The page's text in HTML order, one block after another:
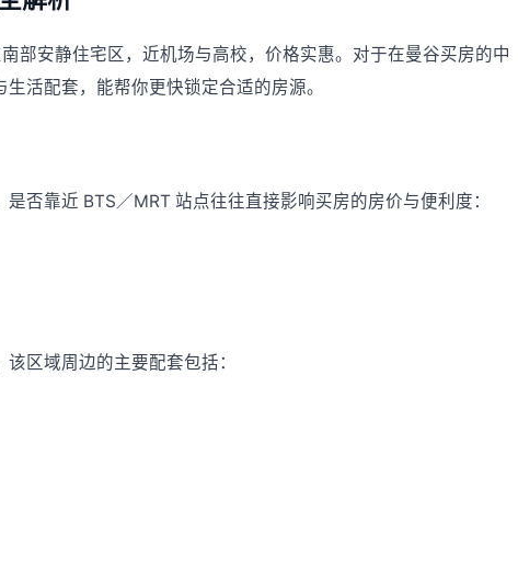
部安静住宅区，近机场与高校，价格实惠。对于在曼谷买房的中
活配套，能帮你更快锁定合适的房源。
否靠近 BTS／MRT 站点往往直接影响买房的房价与便利度：
区域周边的主要配套包括：